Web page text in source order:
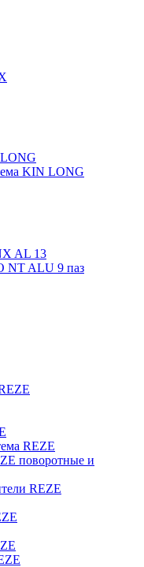
KIN LONG
AL 13
NT ALU 9 паз
REZE
поворотные и
REZE